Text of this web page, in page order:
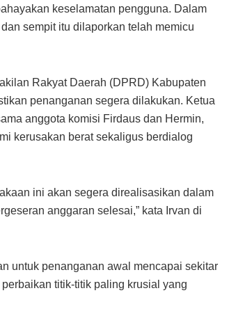
keselamatan pengguna. Dalam
sempit itu dilaporkan telah memicu
Rakyat Daerah (DPRD) Kabupaten
penanganan segera dilakukan. Ketua
anggota komisi Firdaus dan Hermin,
kerusakan berat sekaligus berdialog
ini akan segera direalisasikan dalam
anggaran selesai,” kata Irvan di
untuk penanganan awal mencapai sekitar
titik-titik paling krusial yang